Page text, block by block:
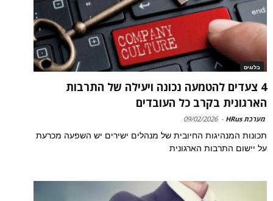
בלוגים
4 צעדים להטמעה נכונה ויעילה של התרבות
הארגונית בקרב כל העובדים
מערכת HRus -
09/02/2026
תכונות המנהיגות החיובית של מנהלים ישירים יש השפעה מכרעת
על יישום התרבות הארגונית